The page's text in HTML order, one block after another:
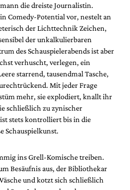
die dreiste Journalistin.
Comedy-Potential vor, nestelt an
der Lichttechnik Zeichen,
der unkalkulierbaren
des Schauspielerabends ist aber
verhuscht, verlegen, ein
starrend, tausendmal Tasche,
Mit jeder Frage
mehr, sie explodiert, knallt ihr
schließlich zu zynischer
stets kontrolliert bis in die
Schauspielkunst.
ins Grell-Komische treiben.
Besäufnis aus, der Bibliothekar
und kotzt sich schließlich